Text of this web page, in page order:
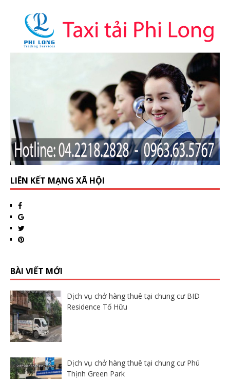
LIÊN KẾT MẠNG XÃ HỘI
BÀI VIẾT MỚI
Dịch vụ chở hàng thuê tại chung cư BID
Residence Tố Hữu
Dịch vụ chở hàng thuê tại chung cư Phú
Thịnh Green Park